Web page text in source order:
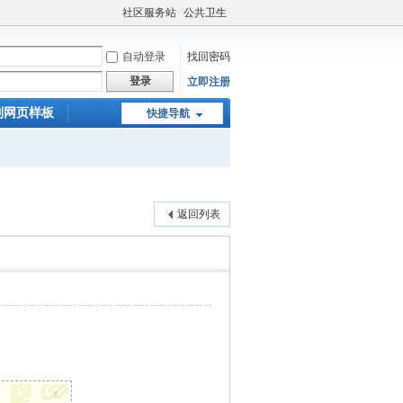
社区服务站 公共卫生
自动登录
找回密码
登录
立即注册
快捷导航
网页样板
返回列表
x